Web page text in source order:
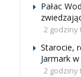
Pałac
2 godziny
Starocie,
Jarmark
2 godziny